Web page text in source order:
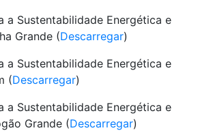
a Sustentabilidade Energética e
Grande (Descarregar)
a Sustentabilidade Energética e
(Descarregar)
a Sustentabilidade Energética e
Grande (Descarregar)